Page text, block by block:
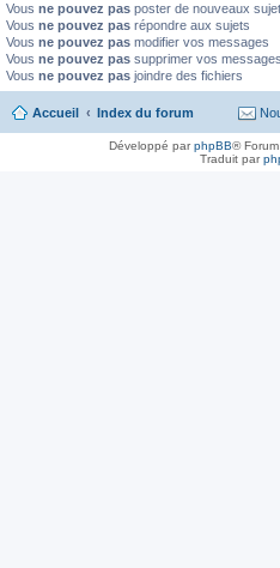
Vous ne pouvez pas poster de nouveaux
Vous ne pouvez pas répondre aux sujets
Vous ne pouvez pas modifier vos messages
Vous ne pouvez pas supprimer vos messages
Vous ne pouvez pas joindre des fichiers
Accueil Index du forum
Développé parphpBB®
Traduit par